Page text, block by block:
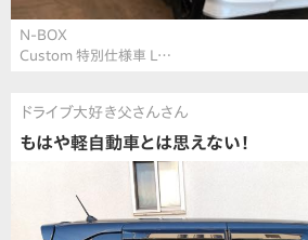
N-BOX
Custom 特別仕様車 L…
ドライブ大好き父さんさん
もはや軽自動車とは思えない！